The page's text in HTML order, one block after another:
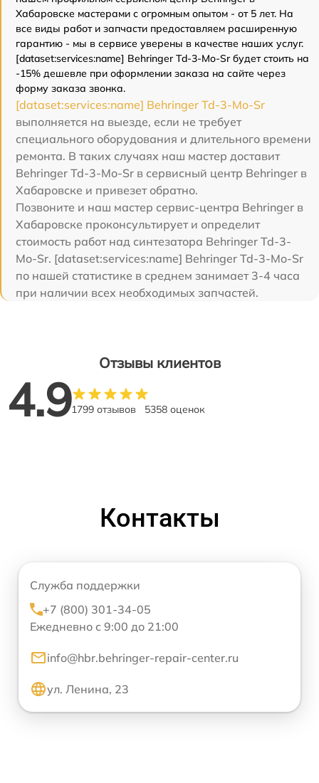
Хабаровске мастерами с огромным опытом - от 5 лет. На
все виды работ и запчасти предоставляем расширенную
гарантию - мы в сервисе уверены в качестве наших услуг.
[dataset:services:name] Behringer Td-3-Mo-Sr будет стоить на
-15% дешевле при оформлении заказа на сайте через
форму заказа звонка.
[dataset:services:name] Behringer Td-3-Mo-Sr
выполняется на выезде, если не требует
специального оборудования и длительного времени
ремонта. В таких случаях наш мастер доставит
Behringer Td-3-Mo-Sr в сервисный центр Behringer в
Хабаровске и привезет обратно.
Позвоните и наш мастер сервис-центра Behringer в
Хабаровске проконсультирует и определит
стоимость работ над синтезатора Behringer Td-3-
Mo-Sr. [dataset:services:name] Behringer Td-3-Mo-Sr
по нашей статистике в среднем занимает 3-4 часа
при наличии всех необходимых запчастей.
Отзывы клиентов
4.91799 отзывов 5358 оценок
Контакты
Служба поддержки
+7 (800) 301-34-05
Ежедневно с 9:00 до 21:00
info@hbr.behringer-repair-center.ru
ул. Ленина, 23